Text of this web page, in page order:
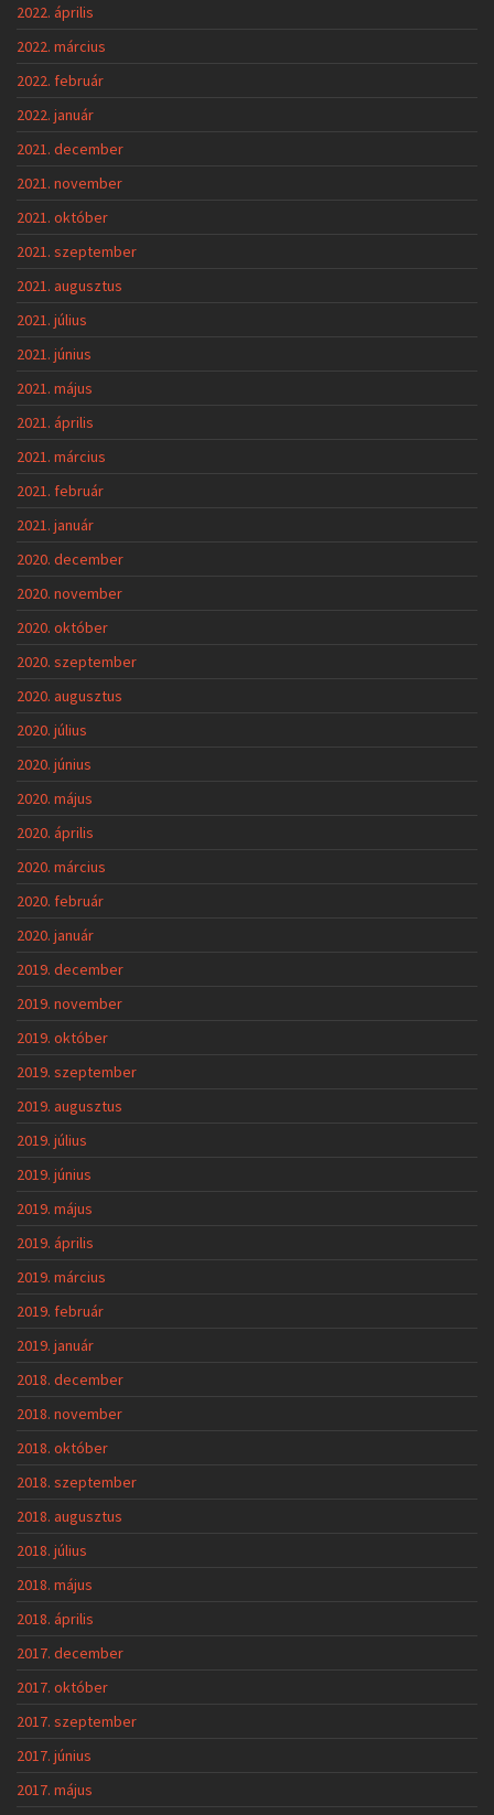
2022. április
2022. március
2022. február
2022. január
2021. december
2021. november
2021. október
2021. szeptember
2021. augusztus
2021. július
2021. június
2021. május
2021. április
2021. március
2021. február
2021. január
2020. december
2020. november
2020. október
2020. szeptember
2020. augusztus
2020. július
2020. június
2020. május
2020. április
2020. március
2020. február
2020. január
2019. december
2019. november
2019. október
2019. szeptember
2019. augusztus
2019. július
2019. június
2019. május
2019. április
2019. március
2019. február
2019. január
2018. december
2018. november
2018. október
2018. szeptember
2018. augusztus
2018. július
2018. május
2018. április
2017. december
2017. október
2017. szeptember
2017. június
2017. május